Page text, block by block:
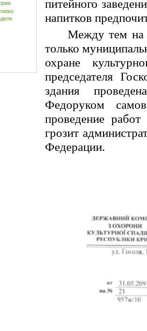
питейного
напитков
Между тем на
только
охране
председателя
здания
Федоруком
проведение
грозит
Федерации.